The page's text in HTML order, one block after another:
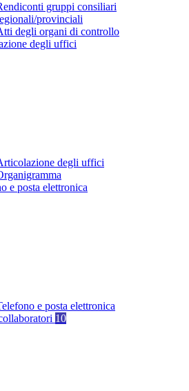
gruppi consiliari
provinciali
degli organi di controllo
degli uffici
degli uffici
e posta elettronica
e posta elettronica
10